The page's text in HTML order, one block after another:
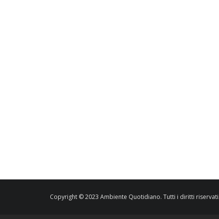
Copyright © 2023 Ambiente Quotidiano. Tutti i diritti riservati.